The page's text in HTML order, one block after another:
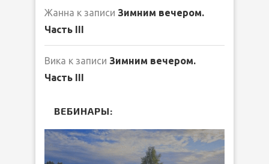
Жанна к записи Зимним вечером.
Часть III
Вика к записи Зимним вечером.
Часть III
ВЕБИНАРЫ: